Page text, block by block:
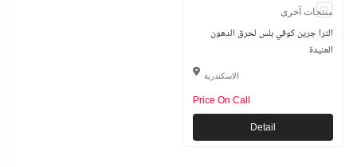
منتجات آخرى
الترا جرين كوفي بلس لحرق الدهون
العنيدة
الاسكندرية
Price On Call
Detail